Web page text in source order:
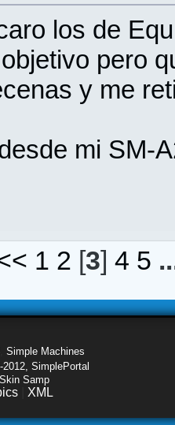
los de
pero
y me
mi SM-
1 2 [3]4 5
Simple Machines
SimplePortal
Samp
XML